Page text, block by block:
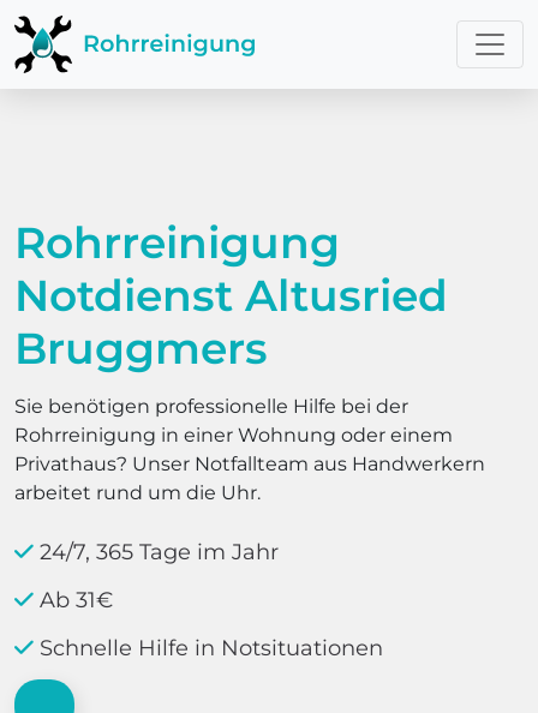
Rohrreinigung
Notdienst Altusried
Bruggmers
Sie benötigen professionelle Hilfe bei der
Rohrreinigung in einer Wohnung oder einem
Privathaus? Unser Notfallteam aus Handwerkern
arbeitet rund um die Uhr.
24/7, 365 Tage im Jahr
Ab 31€
Schnelle Hilfe in Notsituationen